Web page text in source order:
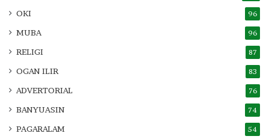
OKI 96
MUBA 96
RELIGI 87
OGAN ILIR 83
ADVERTORIAL 76
BANYUASIN 74
PAGARALAM 54